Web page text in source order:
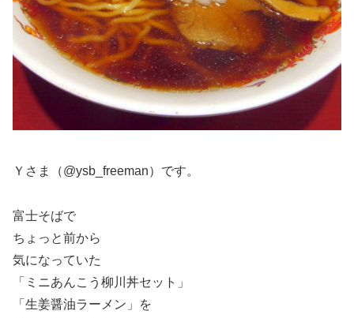
Ｙさま（@ysb_freeman）です。
富士そばで
ちょっと前から
気になっていた
「ミニあんこう柳川丼セット」
「生姜醤油ラーメン」を